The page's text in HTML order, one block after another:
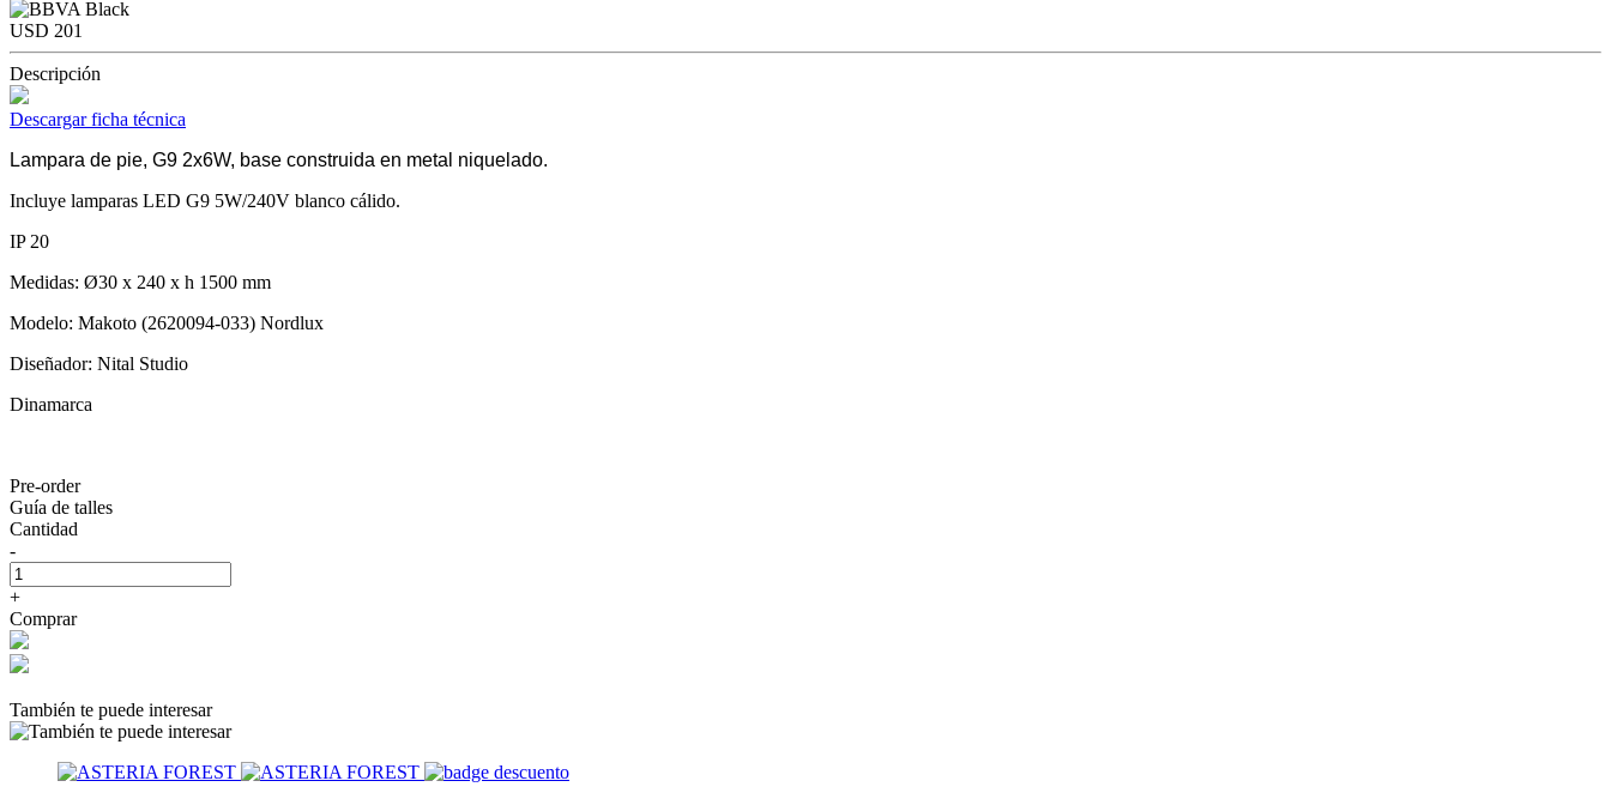
USD 201
Descripción
Descargar ficha técnica
Lampara de pie, G9 2x6W, base construida en metal niquelado.
Incluye lamparas LED G9 5W/240V blanco cálido.
IP 20
Medidas: Ø30 x 240 x h 1500 mm
Modelo: Makoto (2620094-033) Nordlux
Diseñador: Nital Studio
Dinamarca
Pre-order
Guía de talles
Cantidad
-
+
Comprar
También te puede interesar